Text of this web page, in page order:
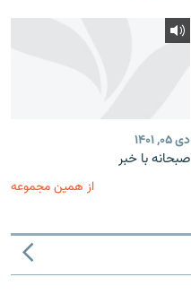
دی ۰۵, ۱۴۰۱
صبحانه با خبر
از همین مجموعه